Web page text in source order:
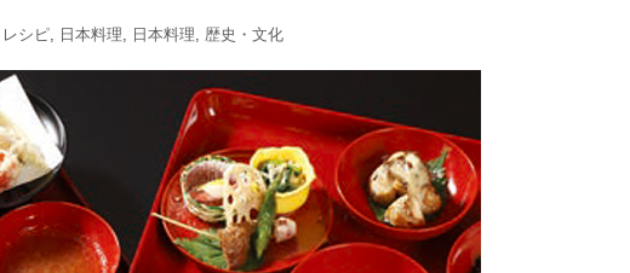
シピ, 日本料理, 日本料理, 歴史・文化